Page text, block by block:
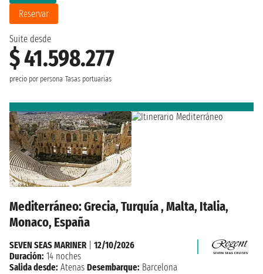
Suite desde
$ 41.598.277
precio por persona Tasas portuarias
Reservar
Mediterráneo: Grecia, Turquía , Malta, Italia,
Monaco, España
SEVEN SEAS MARINER| 12/10/2026
Duración: 14 noches
Salida desde: Atenas Desembarque: Barcelona